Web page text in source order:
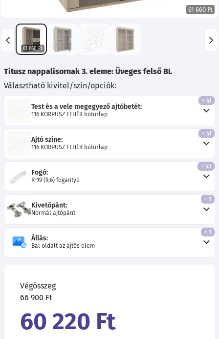
61 660 Ft
61 660 Ft
Titusz nappalisornak 3. eleme: Üveges felső BL
Választható kivitel/szín/opciók:
Test és a vele megegyező ajtóbetét:
116 KORPUSZ FEHÉR bútorlap
+ 41
Ajtó színe:
116 KORPUSZ FEHÉR bútorlap
+ 41
Fogó:
R-19 (9,6) fogantyú
+ 53
Kivetőpánt:
Normál ajtópánt
+ 1
Állás:
Bal oldalt az ajtós elem
+ 1
Végösszeg
66 900 Ft
60 220 Ft